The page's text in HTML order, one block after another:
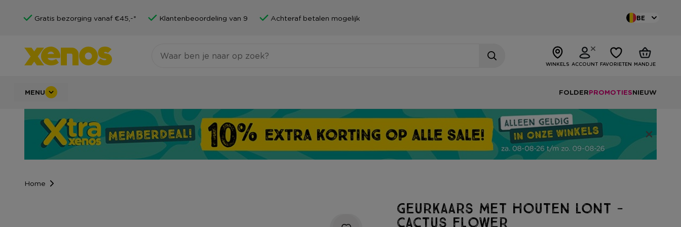
Gratis bezorging vanaf €45,-* Klantenbeoordeling van 9 Achteraf betalen mogelijk BE
WINKELS ACCOUNT FAVORIETEN MANDJE
MENU FOLDERPROMOTIESNIEUW
Home
Geurkaars met houten lont -
cactus flower